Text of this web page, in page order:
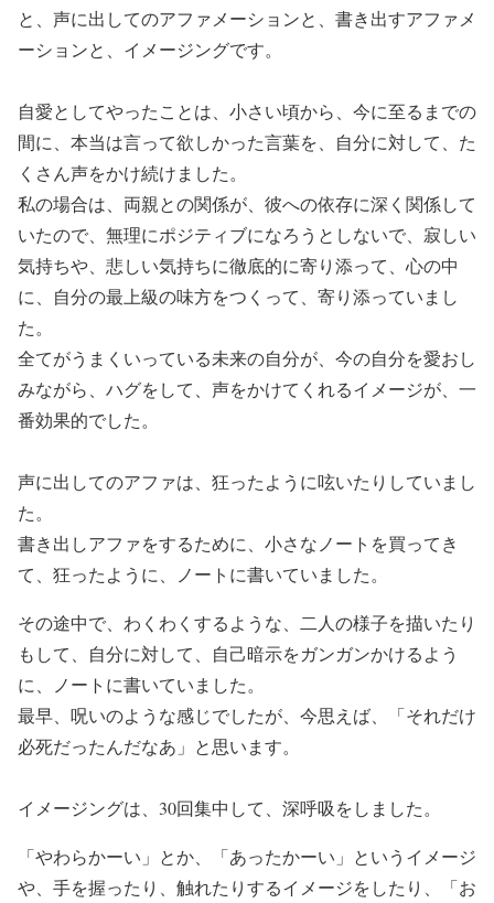
と、声に出してのアファメーションと、書き出すアファメ
ーションと、イメージングです。
自愛としてやったことは、小さい頃から、今に至るまでの
間に、本当は言って欲しかった言葉を、自分に対して、た
くさん声をかけ続けました。
私の場合は、両親との関係が、彼への依存に深く関係して
いたので、無理にポジティブになろうとしないで、寂しい
気持ちや、悲しい気持ちに徹底的に寄り添って、心の中
に、自分の最上級の味方をつくって、寄り添っていまし
た。
全てがうまくいっている未来の自分が、今の自分を愛おし
みながら、ハグをして、声をかけてくれるイメージが、一
番効果的でした。
声に出してのアファは、狂ったように呟いたりしていまし
た。
書き出しアファをするために、小さなノートを買ってき
て、狂ったように、ノートに書いていました。
その途中で、わくわくするような、二人の様子を描いたり
もして、自分に対して、自己暗示をガンガンかけるよう
に、ノートに書いていました。
最早、呪いのような感じでしたが、今思えば、「それだけ
必死だったんだなあ」と思います。
イメージングは、30回集中して、深呼吸をしました。
「やわらかーい」とか、「あったかーい」というイメージ
や、手を握ったり、触れたりするイメージをしたり、「お